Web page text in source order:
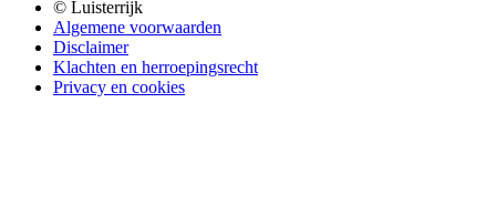
© Luisterrijk
Algemene voorwaarden
Disclaimer
Klachten en herroepingsrecht
Privacy en cookies